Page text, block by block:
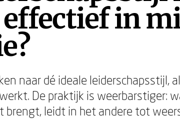
effectief in
naar dé ideale leiderschapsstijl,
De praktijk is weerbarstiger:
brengt, leidt in het andere tot